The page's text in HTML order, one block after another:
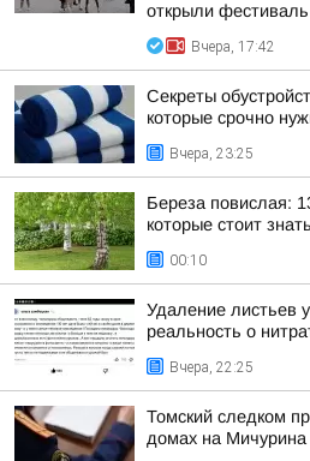
открыли фестиваль
Вчера, 17:42
Секреты
которые срочно
Вчера, 23:25
Береза повислая:
которые стоит
00:10
Удаление листьев
реальность о
Вчера, 22:25
Томский следком
домах на Мичурина